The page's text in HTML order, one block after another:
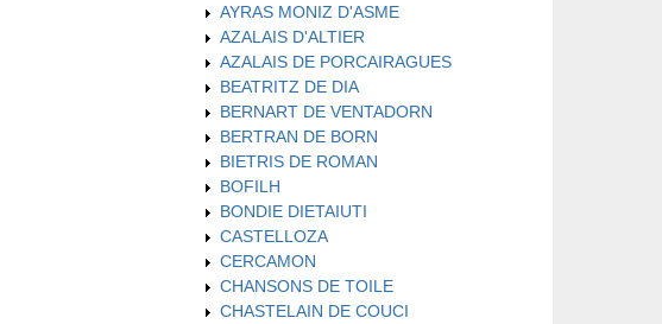
AYRAS MONIZ D'ASME
AZALAIS D'ALTIER
AZALAIS DE PORCAIRAGUES
BEATRITZ DE DIA
BERNART DE VENTADORN
BERTRAN DE BORN
BIETRIS DE ROMAN
BOFILH
BONDIE DIETAIUTI
CASTELLOZA
CERCAMON
CHANSONS DE TOILE
CHASTELAIN DE COUCI